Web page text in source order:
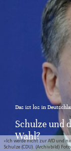
«Ich werde nicht zur AfD und
Schulze (CDU). (Archivbild)
Das ist los in
Schulze und
Wahl?